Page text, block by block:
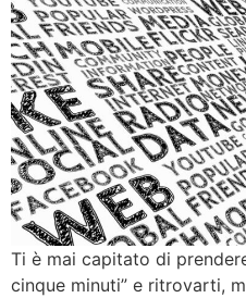
Ti è mai capitato di
cinque minuti” e ritrovarti,